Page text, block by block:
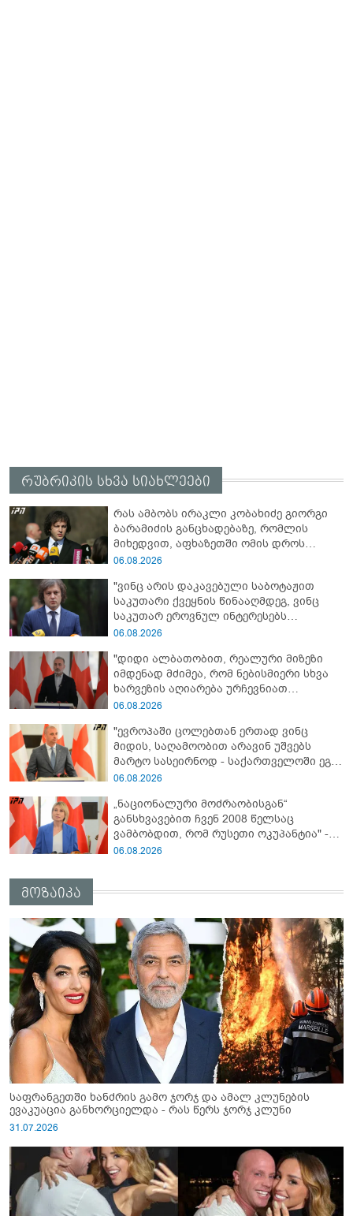
რუბრიკის სხვა სიახლეები
რას ამბობს ირაკლი კობახიძე გიორგი
ბარამიძის განცხადებაზე, რომლის
მიხედვით, აფხაზეთში ომის დროს
„ჩვენებს ტყვეები არ აჰყავდათ"
06.08.2026
"ვინც არის დაკავებული საბოტაჟით
საკუთარი ქვეყნის წინააღმდეგ, ვინც
საკუთარ ეროვნულ ინტერესებს
უპირისპირდება, ყველამ უნდა იცოდეს,
ირაკლი კობახიძე
06.08.2026
"დიდი ალბათობით, რეალური მიზეზი
იმდენად მძიმეა, რომ ნებისმიერი სხვა
ხარვეზის აღიარება ურჩევნიათ
ნამდვილი მიზეზის გამოაშკარავებას" -
გათიშვაზე
06.08.2026
"ევროპაში ცოლებთან ერთად ვინც
მიდის, საღამოობით არავინ უშვებს
მარტო სასეირნოდ - საქართველოში ეგ
პრობლემა არ არის!" - ლევან
06.08.2026
„ნაციონალური მოძრაობისგან“
განსხვავებით ჩვენ 2008 წელსაც
ვამბობდით, რომ რუსეთი ოკუპანტია" -
ნინო წილოსანი
06.08.2026
მოზაიკა
საფრანგეთში ხანძრის გამო ჯორჯ და ამალ კლუნების
ევაკუაცია განხორციელდა - რას წერს ჯორჯ კლუნი
31.07.2026